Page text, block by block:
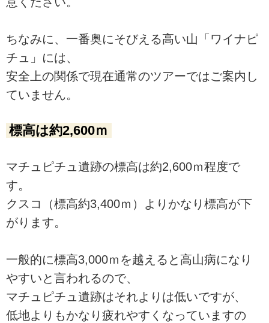
ちなみに、一番奥にそびえる高い山「ワイナピ
チュ」には、
安全上の関係で現在通常のツアーではご案内し
ていません。
標高は約2,600ｍ
マチュピチュ遺跡の標高は約2,600ｍ程度で
す。
クスコ（標高約3,400ｍ）よりかなり標高が下
がります。
一般的に標高3,000ｍを越えると高山病になり
やすいと言われるので、
マチュピチュ遺跡はそれよりは低いですが、
低地よりもかなり疲れやすくなっていますの